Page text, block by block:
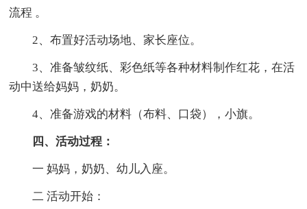
流程 。
2、布置好活动场地、家长座位。
3、准备皱纹纸、彩色纸等各种材料制作红花，在活
动中送给妈妈，奶奶。
4、准备游戏的材料（布料、口袋），小旗。
四、活动过程：
一 妈妈，奶奶、幼儿入座。
二 活动开始：